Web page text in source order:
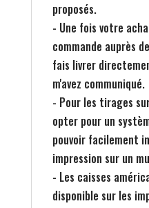
proposés.
- Une fois votre
commande auprès
fais livrer
m'avez communiqué.
- Pour les tirages
opter pour un
pouvoir facilement
impression sur un
- Les caisses
disponible sur les